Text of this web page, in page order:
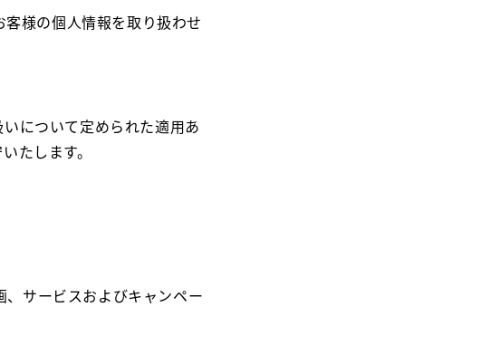
様の個人情報を取り扱わせ
について定められた適用あ
たします。
サービスおよびキャンペー